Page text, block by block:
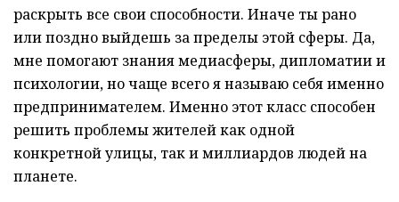
раскрыть все свои способности. Иначе ты рано
или поздно выйдешь за пределы этой сферы. Да,
мне помогают знания медиасферы, дипломатии и
психологии, но чаще всего я называю себя именно
предпринимателем. Именно этот класс способен
решить проблемы жителей как одной
конкретной улицы, так и миллиардов людей на
планете.